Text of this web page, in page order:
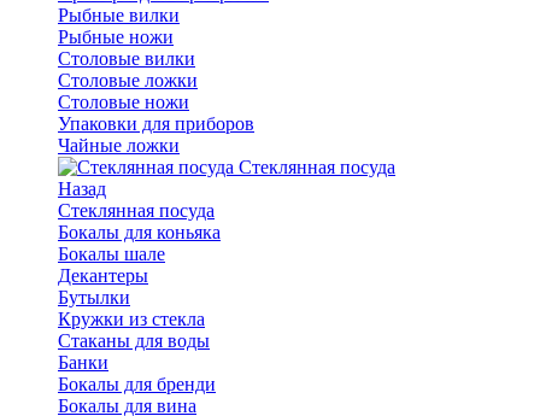
Рыбные вилки
Рыбные ножи
Столовые вилки
Столовые ложки
Столовые ножи
Упаковки для приборов
Чайные ложки
Стеклянная посуда
Назад
Стеклянная посуда
Бокалы для коньяка
Бокалы шале
Декантеры
Бутылки
Кружки из стекла
Стаканы для воды
Банки
Бокалы для бренди
Бокалы для вина